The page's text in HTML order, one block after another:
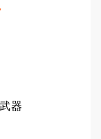
器